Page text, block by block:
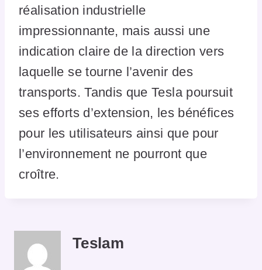
réalisation industrielle
impressionnante, mais aussi une
indication claire de la direction vers
laquelle se tourne l’avenir des
transports. Tandis que Tesla poursuit
ses efforts d’extension, les bénéfices
pour les utilisateurs ainsi que pour
l’environnement ne pourront que
croître.
Teslam